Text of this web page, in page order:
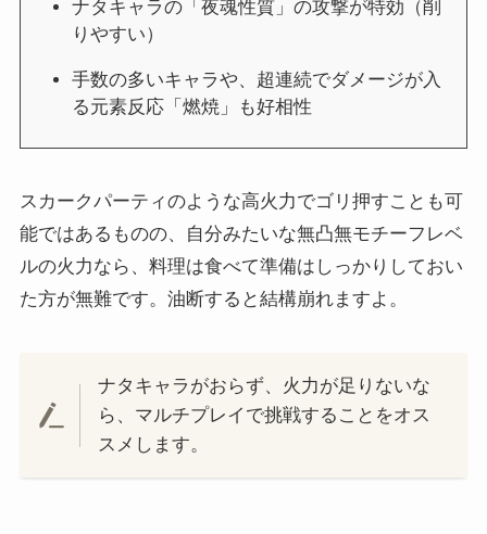
ナタキャラの「夜魂性質」の攻撃が特効（削
りやすい）
手数の多いキャラや、超連続でダメージが入
る元素反応「燃焼」も好相性
スカークパーティのような高火力でゴリ押すことも可
能ではあるものの、自分みたいな無凸無モチーフレベ
ルの火力なら、料理は食べて準備はしっかりしておい
た方が無難です。油断すると結構崩れますよ。
ナタキャラがおらず、火力が足りないな
ら、マルチプレイで挑戦することをオス
スメします。